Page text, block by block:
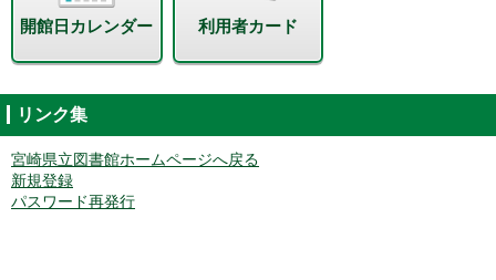
開館日カレンダー 利用者カード
リンク集
宮崎県立図書館ホームページへ戻る
新規登録
パスワード再発行